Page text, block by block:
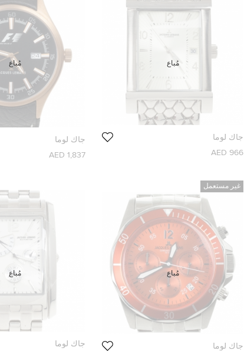
جاك لوما
966 AED
مُباع
جاك لوما
1,837 AED
مُباع
غير مستعمل
جاك لوما
مُباع
جاك لوما
مُباع